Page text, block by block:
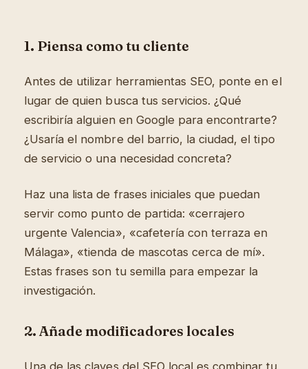
1. Piensa como tu cliente
Antes de utilizar herramientas SEO, ponte en el
lugar de quien busca tus servicios. ¿Qué
escribiría alguien en Google para encontrarte?
¿Usaría el nombre del barrio, la ciudad, el tipo
de servicio o una necesidad concreta?
Haz una lista de frases iniciales que puedan
servir como punto de partida: «cerrajero
urgente Valencia», «cafetería con terraza en
Málaga», «tienda de mascotas cerca de mí».
Estas frases son tu semilla para empezar la
investigación.
2. Añade modificadores locales
Una de las claves del SEO local es combinar tu